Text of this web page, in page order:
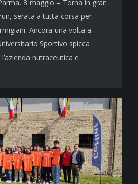
8 maggio – Torna in gran
serata a tutta corsa per
Ancora una volta a
Sportivo spicca
nutraceutica e